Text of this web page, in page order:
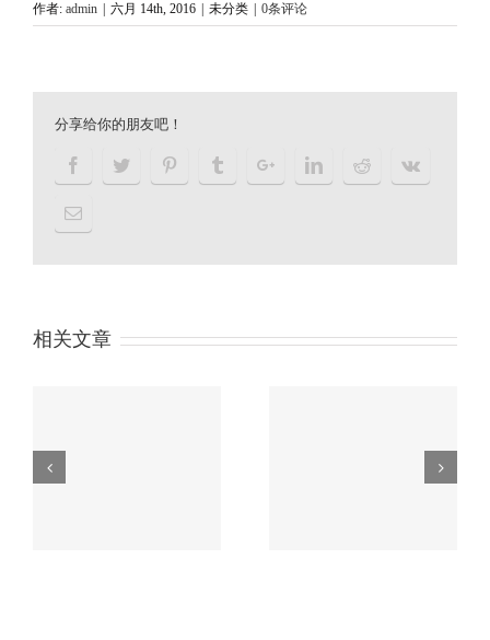
作者: admin 六月 14th, 2016 未分类 0条评论
分享给你的朋友吧！
相关文章